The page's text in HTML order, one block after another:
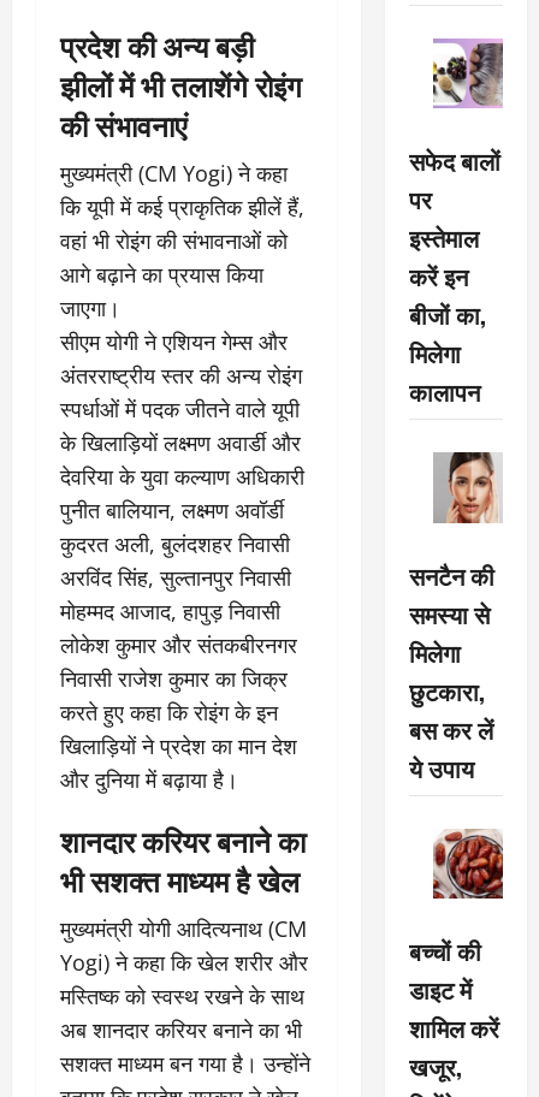
प्रदेश की अन्य बड़ी
झीलों में भी तलाशेंगे रोइंग
की संभावनाएं
मुख्यमंत्री (CM Yogi) ने कहा
कि यूपी में कई प्राकृतिक झीलें हैं,
वहां भी रोइंग की संभावनाओं को
आगे बढ़ाने का प्रयास किया
जाएगा।
सीएम योगी ने एशियन गेम्स और
अंतरराष्ट्रीय स्तर की अन्य रोइंग
स्पर्धाओं में पदक जीतने वाले यूपी
के खिलाड़ियों लक्ष्मण अवार्डी और
देवरिया के युवा कल्याण अधिकारी
पुनीत बालियान, लक्ष्मण अवॉर्डी
कुदरत अली, बुलंदशहर निवासी
अरविंद सिंह, सुल्तानपुर निवासी
मोहम्मद आजाद, हापुड़ निवासी
लोकेश कुमार और संतकबीरनगर
निवासी राजेश कुमार का जिक्र
करते हुए कहा कि रोइंग के इन
खिलाड़ियों ने प्रदेश का मान देश
और दुनिया में बढ़ाया है।
शानदार करियर बनाने का
भी सशक्त माध्यम है खेल
मुख्यमंत्री योगी आदित्यनाथ (CM
Yogi) ने कहा कि खेल शरीर और
मस्तिष्क को स्वस्थ रखने के साथ
अब शानदार करियर बनाने का भी
सशक्त माध्यम बन गया है। उन्होंने
सफेद बालों
पर
इस्तेमाल
करें इन
बीजों का,
मिलेगा
कालापन
सनटैन की
समस्या से
मिलेगा
छुटकारा,
बस कर लें
ये उपाय
बच्चों की
डाइट में
शामिल करें
खजूर,